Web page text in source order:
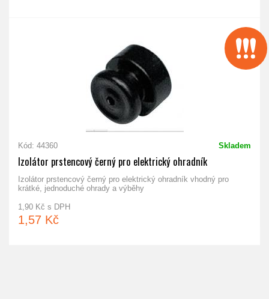
Kód: 44360 Skladem
Izolátor prstencový černý pro elektrický ohradník
Izolátor prstencový černý pro elektrický ohradník vhodný pro
krátké, jednoduché ohrady a výběhy
1,90 Kč s DPH
1,57 Kč